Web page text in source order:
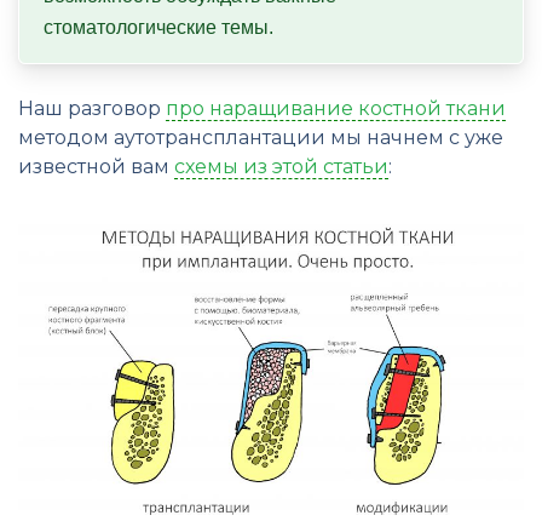
стоматологические темы.
Наш разговор про наращивание костной ткани
методом аутотрансплантации мы начнем с уже
известной вам схемы из этой статьи: